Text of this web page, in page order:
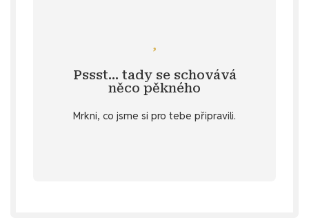
Pssst… tady se schovává
něco pěkného
Mrkni, co jsme si pro tebe připravili.
u vybraných produktů v záložce
Specifikace . 💌 Nebo si přeješ
samolepku brunetky v nějaké specifické
zadej si nálepku na přání.